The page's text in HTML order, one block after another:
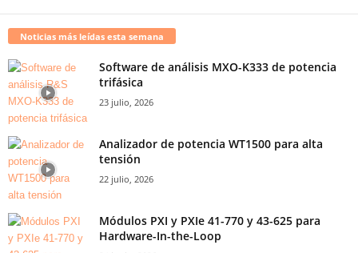
Noticias más leídas esta semana
Software de análisis MXO-K333 de potencia
trifásica
23 julio, 2026
Analizador de potencia WT1500 para alta
tensión
22 julio, 2026
Módulos PXI y PXIe 41-770 y 43-625 para
Hardware-In-the-Loop